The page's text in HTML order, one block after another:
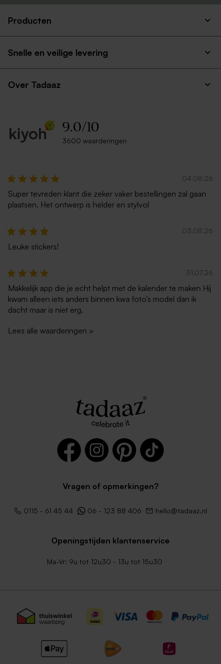
Warm rode gloed Felblauwe envelop
Donkerblauwe envelop Lichtblauwe envelop
Producten
Snelle en veilige levering
Over Tadaaz
9.0/10
3600 waarderingen
04.08.26
Super tevreden klant die zeker vaker bestellingen zal gaan
plaatsen. Het ontwerp is helder en stylvol
03.08.26
Leuke stickers!
31.07.26
Makkelijk app die je echt helpt met de kalender te maken Hij
kwam alleen iets anders binnen kwa foto’s model dan ik
dacht maar is niet erg.
Lees alle waarderingen >
Vragen of opmerkingen?
0115 - 61 45 44 06 - 123 88 406 hello@tadaaz.nl
Openingstijden klantenservice
Ma-Vr: 9u tot 12u30 - 13u tot 15u30